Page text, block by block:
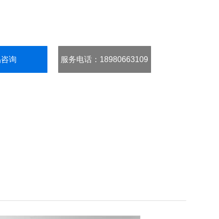
询 服务电话 ：18980663109